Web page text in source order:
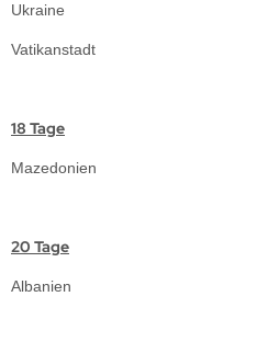
Ukraine
Vatikanstadt
18 Tage
Mazedonien
20 Tage
Albanien